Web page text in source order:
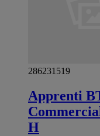
286231519
Apprenti
H